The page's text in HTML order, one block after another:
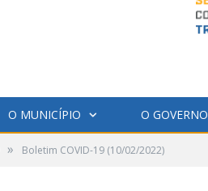
O MUNICÍPIO O GOVERNO
» Boletim COVID-19 (10/02/2022)